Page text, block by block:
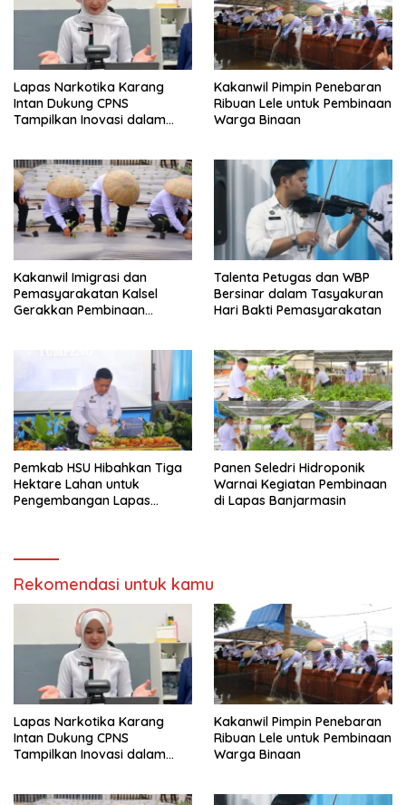
Lapas Narkotika Karang
Intan Dukung CPNS
Tampilkan Inovasi dalam
Kakanwil Pimpin Penebaran
Ribuan Lele untuk Pembinaan
Warga Binaan
Kakanwil Imigrasi dan
Pemasyarakatan Kalsel
Gerakkan Pembinaan
Talenta Petugas dan WBP
Bersinar dalam Tasyakuran
Hari Bakti Pemasyarakatan
Pemkab HSU Hibahkan Tiga
Hektare Lahan untuk
Pengembangan Lapas
Panen Seledri Hidroponik
Warnai Kegiatan Pembinaan
di Lapas Banjarmasin
Rekomendasi untuk kamu
Lapas Narkotika Karang
Intan Dukung CPNS
Tampilkan Inovasi dalam
Kakanwil Pimpin Penebaran
Ribuan Lele untuk Pembinaan
Warga Binaan